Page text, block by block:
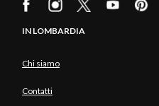
IN LOMBARDIA
Chi siamo
Contatti